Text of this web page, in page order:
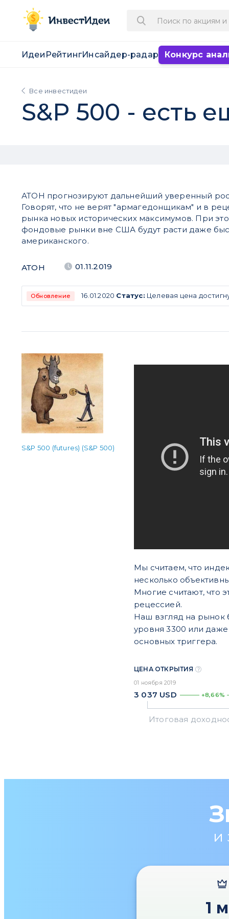
Идеи РейтингИнсайдер-радар Конкурс
Все инвестидеи
S&P 500 - есть
АТОН прогнозируют дальнейший уверенный
Говорят, что не верят "армагедонщикам" и в
рынка новых исторических максимумов. При
фондовые рынки вне США будут расти даже
американского.
АТОН 01.11.2019
Обновление 16.01.2020 Статус: Целевая цена
S&P 500 (futures) (S&P 500)
Мы считаем, что
несколько
Многие считают, что
рецессией.
Наш взгляд на рынок
уровня 3300 или
основных триггера.
ЦЕНА ОТКРЫТИЯ
01 ноября 2019
3 037 USD +8,66%
и
1